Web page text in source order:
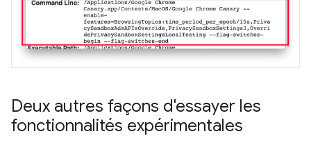
Deux autres façons d'essayer les
fonctionnalités expérimentales